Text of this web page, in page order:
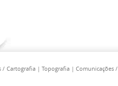
Cartografia | Topografia | Comunicações